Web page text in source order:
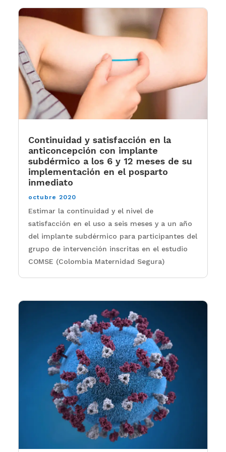
Continuidad y satisfacción en la
anticoncepción con implante
subdérmico a los 6 y 12 meses de su
implementación en el posparto
inmediato
octubre 2020
Estimar la continuidad y el nivel de
satisfacción en el uso a seis meses y a un año
del implante subdérmico para participantes del
grupo de intervención inscritas en el estudio
COMSE (Colombia Maternidad Segura)